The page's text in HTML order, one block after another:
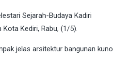
Sejarah-Budaya Kadiri
Kediri, Rabu, (1/5).
jelas arsitektur bangunan kuno